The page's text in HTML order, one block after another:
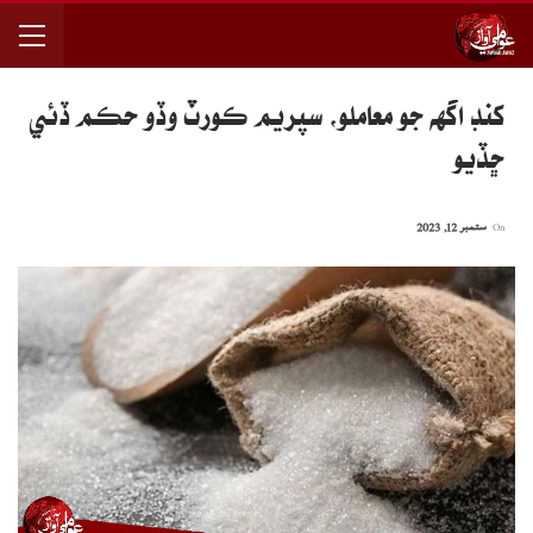
کنڊ اگهه جو معاملو، سپريم ڪورٽ وڏو حڪم ڏئي
ڇڏيو